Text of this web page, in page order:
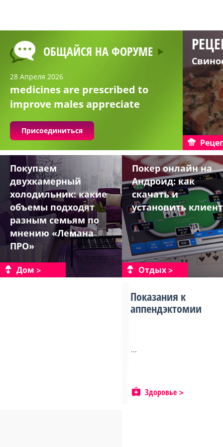
ОБЩАЙСЯ НА ФОРУМЕ
28 Апреля 2026
medicines are prescribed to
improve males appreciate
Присоединиться
Покупаем
двухкамерный
холодильник: какие
объемы подходят
разным семьям по
мнению «Лемана
ПРО»
Дом
Покер онлайн на
Андроид: как
скачать и
установить
Отдых
Показания к
аппендэктомии
...
Здоровье